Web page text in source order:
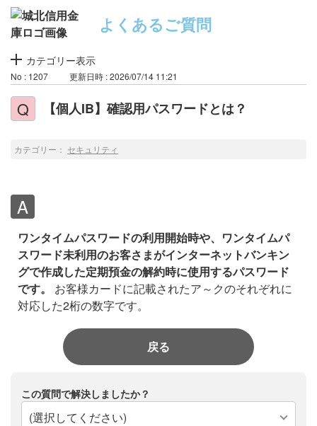
よくあるご質問
カテゴリー表示
No : 1207 更新日時 : 2026/07/14 11:21
【個人IB】確認用パスワードとは？
カテゴリー： セキュリティ
ワンタイムパスワードの利用開始時や、ワンタイムパ
スワード未利用のお客さまがインターネットバンキン
グで作成した定期預金の解約時に使用するパスワード
です。
お客様カードに記載されたア～クのそれぞれに
対応した2桁の数字です。
戻る
この質問で解決しましたか？
(選択してください)